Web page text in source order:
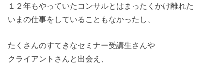
１２年もやっていたコンサルとはまったくかけ離れた
いまの仕事をしていることもなかったし、
たくさんのすてきなセミナー受講生さんや
クライアントさんと出会え、